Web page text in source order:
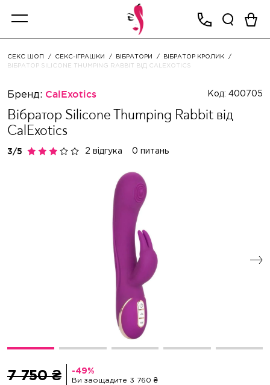
СЕКС ШОП СЕКС-ІГРАШКИ ВІБРАТОРИ
ВІБРАТОР КРОЛИК
ВІБРАТОР SILICONE THUMPING RABBIT ВІД CALEXOTICS
Бренд: CalExotics Код: 400705
Вібратор Silicone Thumping Rabbit від
CalExotics
2 відгука 0 питань
7 750 ₴ Ви заощадите 3 760 ₴